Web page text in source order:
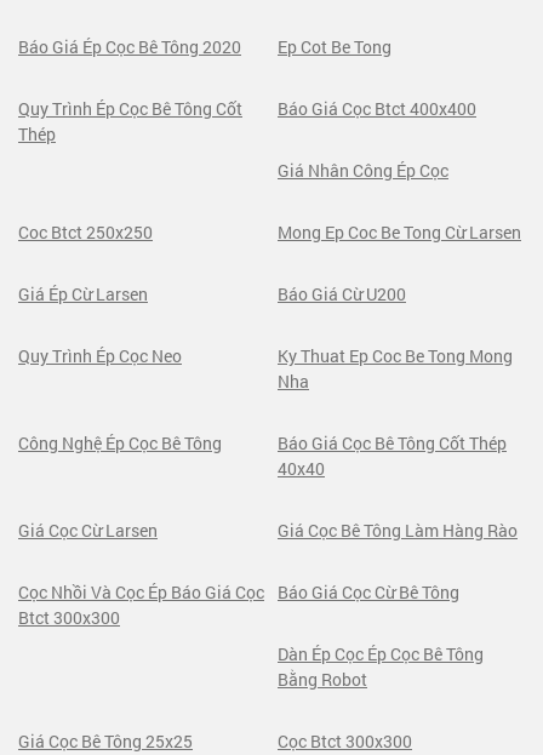
Báo Giá Ép Cọc Bê Tông 2020 Ep Cot Be Tong
Quy Trình Ép Cọc Bê Tông Cốt
Thép
Báo Giá Cọc Btct 400x400
Giá Nhân Công Ép Cọc
Coc Btct 250x250 Mong Ep Coc Be Tong Cừ Larsen
Giá Ép Cừ Larsen Báo Giá Cừ U200
Quy Trình Ép Cọc Neo
Ky Thuat Ep Coc Be Tong Mong
Nha
Công Nghệ Ép Cọc Bê Tông
Báo Giá Cọc Bê Tông Cốt Thép
40x40
Giá Cọc Cừ Larsen Giá Cọc Bê Tông Làm Hàng Rào
Cọc Nhồi Và Cọc Ép Báo Giá Cọc
Btct 300x300
Báo Giá Cọc Cừ Bê Tông
Dàn Ép Cọc Ép Cọc Bê Tông
Bằng Robot
Giá Cọc Bê Tông 25x25 Cọc Btct 300x300